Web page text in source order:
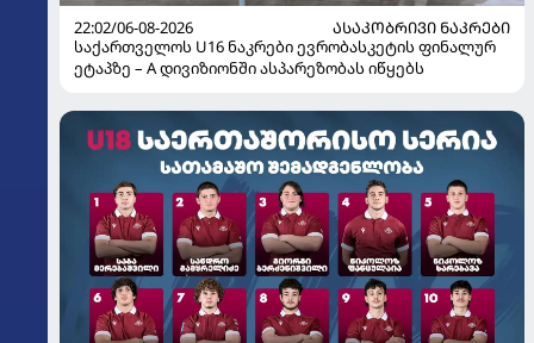
22:02/06-08-2026
ᲐᲡᲐᲙᲝᲑᲠᲘᲕᲘ ᲜᲐᲙᲠᲔᲑᲘ
საქართველოს U16 ნაკრები ევრობასკეტის ფინალურ
ეტაპზე – A დივიზიონში ასპარეზობას იწყებს